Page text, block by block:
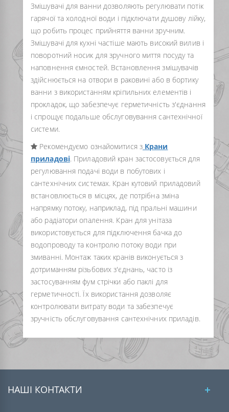
Змішувачі для ванни дозволяють регулювати потік
гарячої та холодної води і підключати душову лійку,
що робить процес прийняття ванни зручним.
Змішувачі для кухні частіше мають високий вилив і
поворотний носик для зручного миття посуду та
наповнення ємностей. Встановлення змішувачів
здійснюється на отвори в раковині або в бортику
ванни з використанням кріпильних елементів і
прокладок, що забезпечує герметичність з'єднання
і спрощує подальше обслуговування сантехнічної
системи.
Рекомендуємо ознайомитися з Крани
приладові. Приладовий кран застосовується для
регулювання подачі води в побутових і
сантехнічних системах. Кран кутовий приладовий
встановлюється в місцях, де потрібна зміна
напрямку потоку, наприклад, під пральні машини
або радіатори опалення. Кран для унітаза
використовується для підключення бачка до
водопроводу та контролю потоку води при
змиванні. Монтаж таких кранів виконується з
дотриманням різьбових з'єднань, часто із
застосуванням фум стрічки або паклі для
герметичності. Їх використання дозволяє
контролювати витрату води та забезпечує
зручність обслуговування сантехнічних приладів.
НАШІ КОНТАКТИ